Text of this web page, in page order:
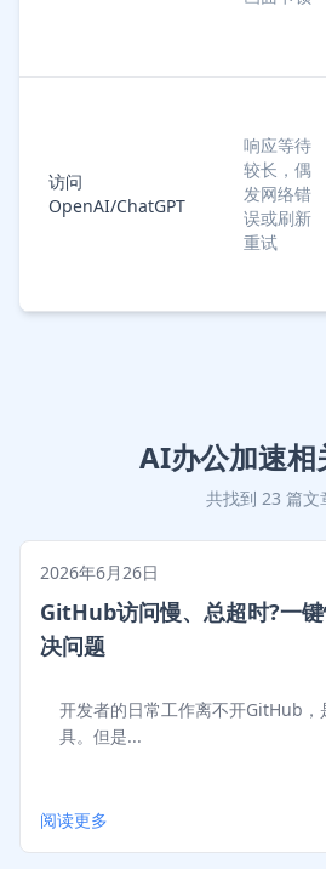
访问
OpenAI/ChatGPT
响应等待
较长，偶
发网络错
误或刷新
重试
AI办公加速相
共找到 23 篇文
2026年6月26日
GitHub访问慢、总超时?一
决问题
开发者的日常工作离不开GitHub，
具。但是...
阅读更多